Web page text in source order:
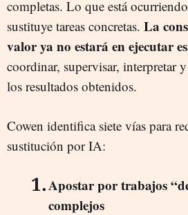
completas. Lo que está
sustituye tareas concretas. La
valor ya no estará en ejecutar
coordinar, supervisar, interpretar
los resultados obtenidos.
Cowen identifica siete vías para
sustitución por IA:
Apostar por trabajos
complejos